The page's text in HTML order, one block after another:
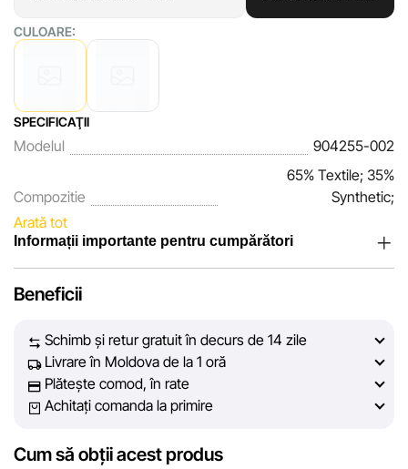
CULOARE:
SPECIFICAŢII
Modelul 904255-002
Compozitie
65% Textile; 35%
Synthetic;
Arată tot
Informații importante pentru cumpărători
încrederea clienților noștri. În fiecare zi depunem eforturi
prezentate pe site să fie cât mai complete, obiective și
actuale. Scopul nostru este să vă oferim informații corecte și
veridice, pentru ca dvs. să puteți lua cea mai bună decizie
de cumpărare.
Cu toate acestea, în ciuda controlului constant, Sportlandia
Beneficii
Schimb și retur gratuit în decurs de 14 zile
Livrare în Moldova de la 1 oră
Plătește comod, în rate
Achitați comanda la primire
Cum să obții acest produs